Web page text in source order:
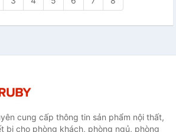
cung cấp thông tin sản phẩm nội thất,
bị cho phòng khách, phòng ngủ, phòng